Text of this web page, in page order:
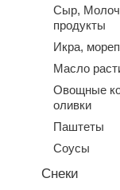
Сыр,
продукты
Икра,
Масло
Овощные
оливки
Паштеты
Соусы
Снеки